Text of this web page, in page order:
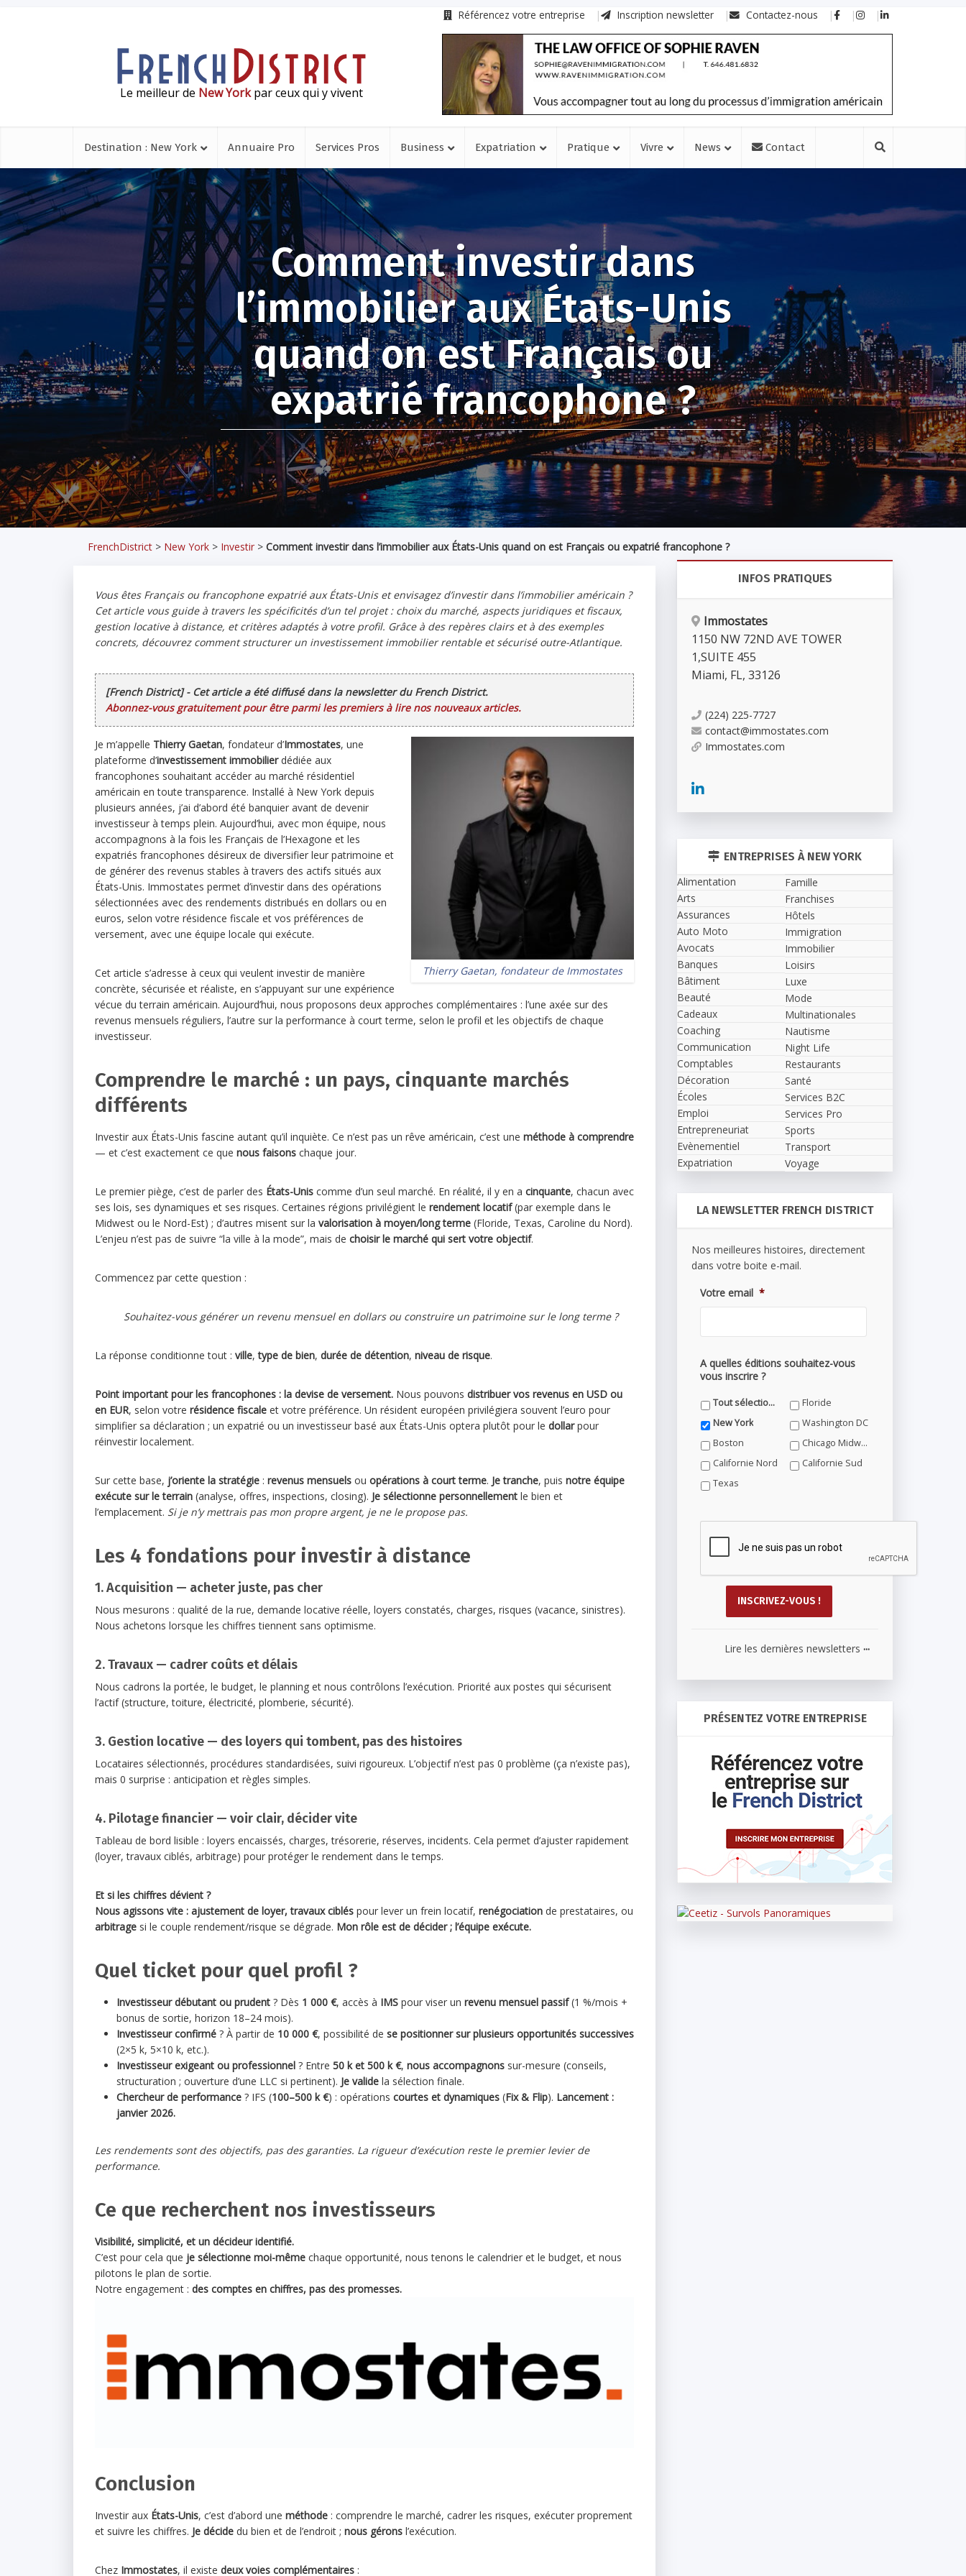
Référencez votre entreprise Inscription newsletter Contactez-nous
Le meilleur de New Yorkpar ceux qui y vivent
Destination : New York Annuaire Pro Services Pros Business Expatriation Pratique Vivre News Contact
Comment investir dans
l’immobilier aux États-Unis
quand on est Français ou
expatrié francophone ?
FrenchDistrict > New York > Investir > Comment investir dans l’immobilier aux États-Unis quand on est Français ou expatrié francophone ?
Vous êtes Français ou francophone expatrié aux États-Unis et envisagez d’investir dans l’immobilier américain ?
Cet article vous guide à travers les spécificités d’un tel projet : choix du marché, aspects juridiques et fiscaux,
gestion locative à distance, et critères adaptés à votre profil. Grâce à des repères clairs et à des exemples
concrets, découvrez comment structurer un investissement immobilier rentable et sécurisé outre-Atlantique.
[French District] - Cet article a été diffusé dans la newsletter du French District.
Abonnez-vous gratuitement pour être parmi les premiers à lire nos nouveaux articles.
Thierry Gaetan, fondateur de Immostates
Je m’appelle Thierry Gaetan, fondateur d’Immostates, une
plateforme d’investissement immobilierdédiée aux
francophones souhaitant accéder au marché résidentiel
américain en toute transparence. Installé à New York depuis
plusieurs années, j’ai d’abord été banquier avant de devenir
investisseur à temps plein. Aujourd’hui, avec mon équipe, nous
accompagnons à la fois les Français de l’Hexagone et les
expatriés francophones désireux de diversifier leur patrimoine et
de générer des revenus stables à travers des actifs situés aux
États-Unis. Immostates permet d’investir dans des opérations
sélectionnées avec des rendements distribués en dollars ou en
euros, selon votre résidence fiscale et vos préférences de
versement, avec une équipe locale qui exécute.
Cet article s’adresse à ceux qui veulent investir de manière
concrète, sécurisée et réaliste, en s’appuyant sur une expérience
vécue du terrain américain. Aujourd’hui, nous proposons deux approches complémentaires : l’une axée sur des
revenus mensuels réguliers, l’autre sur la performance à court terme, selon le profil et les objectifs de chaque
investisseur.
Comprendre le marché : un pays, cinquante marchés
différents
Investir aux États-Unis fascine autant qu’il inquiète. Ce n’est pas un rêve américain, c’est une méthode à comprendre
— et c’est exactement ce que nous faisons chaque jour.
Le premier piège, c’est de parler des États-Unis comme d’un seul marché. En réalité, il y en a cinquante, chacun avec
ses lois, ses dynamiques et ses risques. Certaines régions privilégient le rendement locatif(par exemple dans le
Midwest ou le Nord-Est) ; d’autres misent sur la valorisation à moyen/long terme (Floride, Texas, Caroline du Nord).
L’enjeu n’est pas de suivre “la ville à la mode”, mais de choisir le marché qui sert votre objectif.
Commencez par cette question :
Souhaitez-vous générer un revenu mensuel en dollars ou construire un patrimoine sur le long terme ?
La réponse conditionne tout : ville,type de bien, durée de détention, niveau de risque.
Point important pour les francophones : la devise de versement. Nous pouvons distribuer vos revenus en USD ou
en EUR, selon votre résidence fiscale et votre préférence. Un résident européen privilégiera souvent l’euro pour
simplifier sa déclaration ; un expatrié ou un investisseur basé aux États-Unis optera plutôt pour le dollarpour
réinvestir localement.
Sur cette base, j’oriente la stratégie : revenus mensuels ou opérations à court terme. Je tranche, puis notre équipe
exécute sur le terrain (analyse, offres, inspections, closing). Je sélectionne personnellement le bien et
l’emplacement. Si je n’y mettrais pas mon propre argent, je ne le propose pas.
Les 4 fondations pour investir à distance
1. Acquisition — acheter juste, pas cher
Nous mesurons : qualité de la rue, demande locative réelle, loyers constatés, charges, risques (vacance, sinistres).
Nous achetons lorsque les chiffres tiennent sans optimisme.
2. Travaux — cadrer coûts et délais
Nous cadrons la portée, le budget, le planning et nous contrôlons l’exécution. Priorité aux postes qui sécurisent
l’actif (structure, toiture, électricité, plomberie, sécurité).
3. Gestion locative — des loyers qui tombent, pas des histoires
Locataires sélectionnés, procédures standardisées, suivi rigoureux. L’objectif n’est pas 0 problème (ça n’existe pas),
mais 0 surprise : anticipation et règles simples.
4. Pilotage financier — voir clair, décider vite
Tableau de bord lisible : loyers encaissés, charges, trésorerie, réserves, incidents. Cela permet d’ajuster rapidement
(loyer, travaux ciblés, arbitrage) pour protéger le rendement dans le temps.
Et si les chiffres dévient ?
Nous agissons vite : ajustement de loyer, travaux ciblés pour lever un frein locatif, renégociation de prestataires, ou
arbitrage si le couple rendement/risque se dégrade. Mon rôle est de décider ; l’équipe exécute.
Quel ticket pour quel profil ?
Investisseur débutant ou prudent ? Dès 1 000 €, accès à IMS pour viser un revenu mensuel passif(1 %/mois +
bonus de sortie, horizon 18–24 mois).
Investisseur confirmé ? À partir de 10 000 €, possibilité de se positionner sur plusieurs opportunités successives
(2×5 k, 5×10 k, etc.).
Investisseur exigeant ou professionnel ? Entre 50 k et 500 k €, nous accompagnons sur-mesure (conseils,
structuration ; ouverture d’une LLC si pertinent). Je valide la sélection finale.
Chercheur de performance ? IFS (100–500 k €) : opérations courtes et dynamiques (Fix & Flip). Lancement :
janvier 2026.
Les rendements sont des objectifs, pas des garanties. La rigueur d’exécution reste le premier levier de
performance.
Ce que recherchent nos investisseurs
Visibilité, simplicité, et un décideur identifié.
C’est pour cela que je sélectionne moi-même chaque opportunité, nous tenons le calendrier et le budget, et nous
pilotons le plan de sortie.
Notre engagement : des comptes en chiffres, pas des promesses.
Conclusion
Investir aux États-Unis, c’est d’abord une méthode : comprendre le marché, cadrer les risques, exécuter proprement
et suivre les chiffres. Je décide du bien et de l’endroit ; nous gérons l’exécution.
Chez Immostates, il existe deux voies complémentaires :
INFOS PRATIQUES
Immostates
1150 NW 72ND AVE TOWER
1,SUITE 455
Miami, FL, 33126
(224) 225-7727
contact@immostates.com
Immostates.com
ENTREPRISES À NEW YORK
Alimentation
Arts
Assurances
Auto Moto
Avocats
Banques
Bâtiment
Beauté
Cadeaux
Coaching
Communication
Comptables
Décoration
Écoles
Emploi
Entrepreneuriat
Evènementiel
Expatriation
Famille
Franchises
Hôtels
Immigration
Immobilier
Loisirs
Luxe
Mode
Multinationales
Nautisme
Night Life
Restaurants
Santé
Services B2C
Services Pro
Sports
Transport
Voyage
LA NEWSLETTER FRENCH DISTRICT
Nos meilleures histoires, directement
dans votre boite e-mail.
Votre email *
A quelles éditions souhaitez-vous
vous inscrire ?
Tout sélectionner
Floride
New York
Washington DC
Boston
Chicago Midwest
Californie Nord
Californie Sud
Texas
Lire les dernières newsletters ...
PRÉSENTEZ VOTRE ENTREPRISE